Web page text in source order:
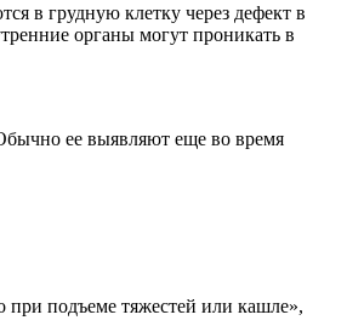
в грудную клетку через дефект в
органы могут проникать в
ее выявляют еще во время
при подъеме тяжестей или кашле»,